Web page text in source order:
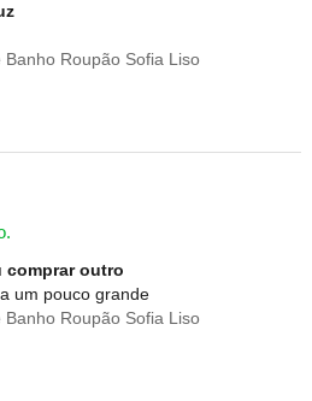
Banho Roupão Sofia Liso
comprar outro
um pouco grande
Banho Roupão Sofia Liso